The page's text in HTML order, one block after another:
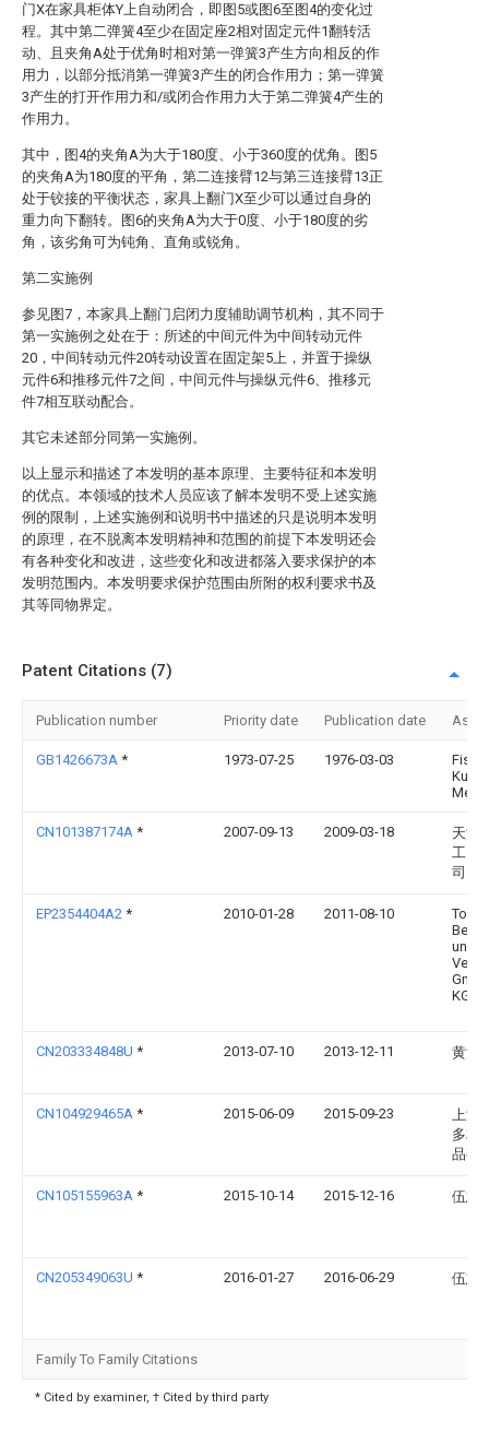
门X在家具柜体Y上自动闭合，即图5或图6至图4的变化过
程。其中第二弹簧4至少在固定座2相对固定元件1翻转活
动、且夹角A处于优角时相对第一弹簧3产生方向相反的作
用力，以部分抵消第一弹簧3产生的闭合作用力；第一弹簧
3产生的打开作用力和/或闭合作用力大于第二弹簧4产生的
作用力。
其中，图4的夹角A为大于180度、小于360度的优角。图5
的夹角A为180度的平角，第二连接臂12与第三连接臂13正
处于铰接的平衡状态，家具上翻门X至少可以通过自身的
重力向下翻转。图6的夹角A为大于0度、小于180度的劣
角，该劣角可为钝角、直角或锐角。
第二实施例
参见图7，本家具上翻门启闭力度辅助调节机构，其不同于
第一实施例之处在于：所述的中间元件为中间转动元件
20，中间转动元件20转动设置在固定架5上，并置于操纵
元件6和推移元件7之间，中间元件与操纵元件6、推移元
件7相互联动配合。
其它未述部分同第一实施例。
以上显示和描述了本发明的基本原理、主要特征和本发明
的优点。本领域的技术人员应该了解本发明不受上述实施
例的限制，上述实施例和说明书中描述的只是说明本发明
的原理，在不脱离本发明精神和范围的前提下本发明还会
有各种变化和改进，这些变化和改进都落入要求保护的本
发明范围内。本发明要求保护范围由所附的权利要求书及
其等同物界定。
Patent Citations (7)
Publication number Priority date Publication date
GB1426673A * 1973-07-25 1976-03-03
Metall
CN101387174A * 2007-09-13 2009-03-18
天津
工贸
司
EP2354404A2 * 2010-01-28 2011-08-10
und
KG
CN203334848U * 2013-07-10 2013-12-11 黄添
CN104929465A * 2015-06-09 2015-09-23
上海
多利
品有
CN105155963A * 2015-10-14 2015-12-16 伍志
CN205349063U * 2016-01-27 2016-06-29 伍志
Family To Family Citations
* Cited by examiner, † Cited by third party